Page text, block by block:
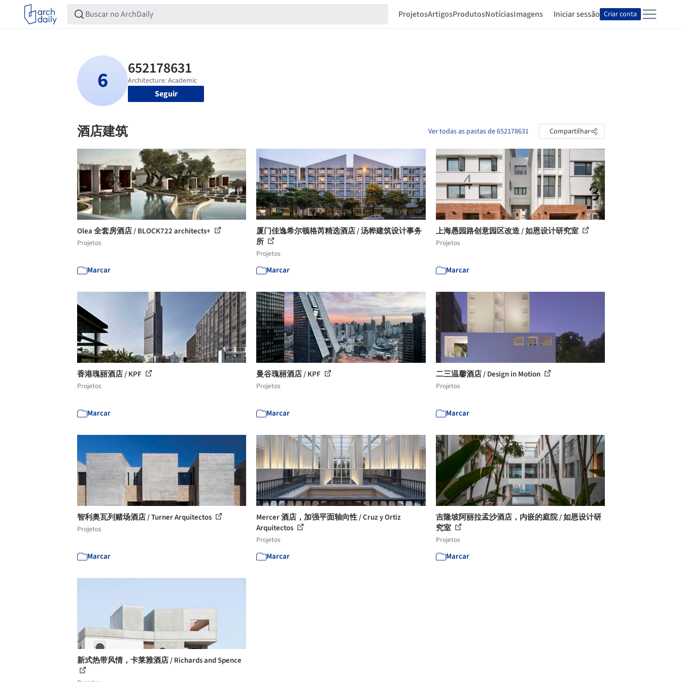
ProjetosArtigosProdutosNotíciasImagens Iniciar sessão Criar conta
Seguir
酒店建筑 Ver todas as pastas de 652178631 Compartilhar
Olea 全套房酒店 / BLOCK722 architects+
Projetos
Marcar
厦门佳逸希尔顿格芮精选酒店 / 汤桦建筑设计事务
所
Projetos
Marcar
上海愚园路创意园区改造 / 如恩设计研究室
Projetos
Marcar
香港瑰丽酒店 / KPF
Projetos
Marcar
曼谷瑰丽酒店 / KPF
Projetos
Marcar
二三温馨酒店 / Design in Motion
Projetos
Marcar
智利奥瓦列赌场酒店 / Turner Arquitectos
Projetos
Marcar
Mercer 酒店，加强平面轴向性 / Cruz y Ortiz
Arquitectos
Projetos
Marcar
吉隆坡阿丽拉孟沙酒店，内嵌的庭院 / 如恩设计研
究室
Projetos
Marcar
新式热带风情，卡莱雅酒店 / Richards and Spence